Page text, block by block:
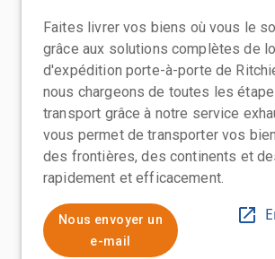
Faites livrer vos biens où vous le
grâce aux solutions complètes de
d'expédition porte-à-porte de
nous chargeons de toutes les
transport grâce à notre service
vous permet de transporter vos
des frontières, des continents et
rapidement et efficacement.
Nous envoyer un
e-mail